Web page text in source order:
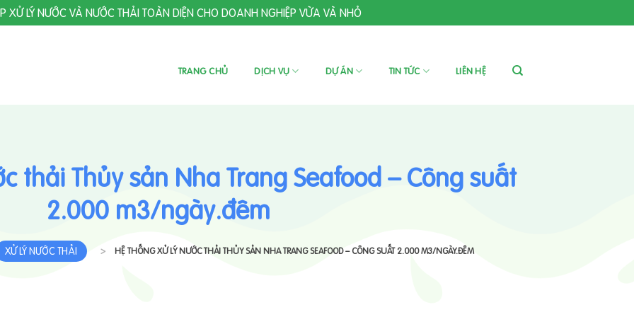
XỬ LÝ NƯỚC VÀ NƯỚC THẢI TOÀN DIỆN CHO DOANH NGHIỆP VỪA VÀ NHỎ
TRANG CHỦ DỊCH VỤ DỰ ÁN TIN TỨC LIÊN HỆ
thải Thủy sản Nha Trang Seafood – Công suất
2.000 m3/ngày.đêm
XỬ LÝ NƯỚC THẢI > HỆ THỐNG XỬ LÝ NƯỚC THẢI THỦY SẢN NHA TRANG SEAFOOD – CÔNG SUẤT 2.000 M3/NGÀY.ĐÊM